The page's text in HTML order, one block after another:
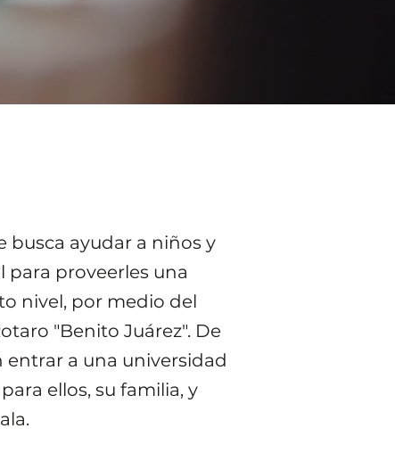
busca ayudar a niños y
para proveerles una
nivel, por medio del
"Benito Juárez". De
entrar a una universidad
ellos, su familia, y